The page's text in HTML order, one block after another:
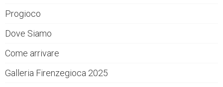
Progioco
Dove Siamo
Come arrivare
Galleria Firenzegioca 2025